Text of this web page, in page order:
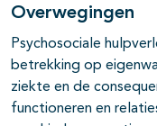
Overwegingen
Psychosociale
betrekking op
ziekte en de
functioneren en